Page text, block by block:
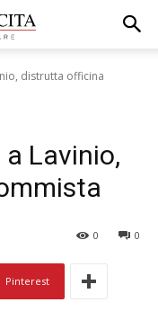
distrutta officina
Lavinio,
0
0
Pinterest